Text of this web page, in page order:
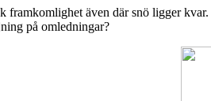
även där snö ligger
på omledningar?